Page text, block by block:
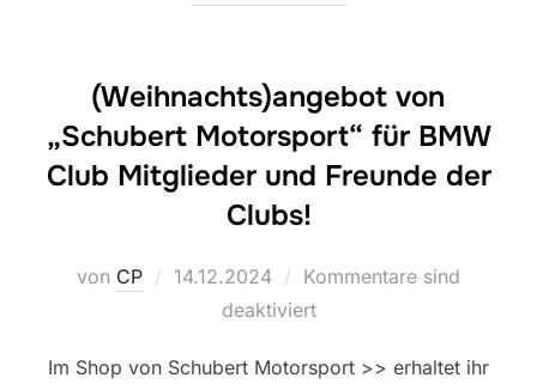
(Weihnachts)angebot von
„Schubert Motorsport“ für BMW
Club Mitglieder und Freunde der
Clubs!
von CP
Veröffentlicht
14.12.2024
Kommentare sind
deaktiviert
Im Shop von Schubert Motorsport >> erhaltet ihr